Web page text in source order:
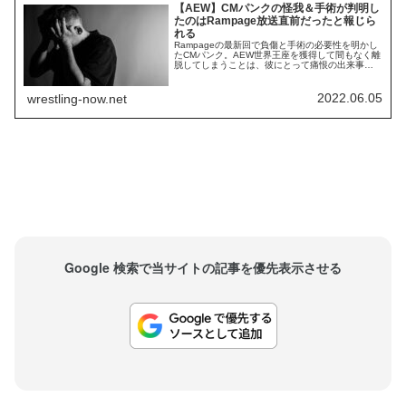
【AEW】CMパンクの怪我＆手術が判明し
たのはRampage放送直前だったと報じら
れる
Rampageの最新回で負傷と手術の必要性を明かし
たCMパンク。AEW世界王座を獲得して間もなく離
脱してしまうことは、彼にとって痛恨の出来事で
決する予定でした。しかし、彼の怪我によって計
画が変更され、Forbidden Doorのメインイベント
wrestling-now.net 2022.06.05
Google 検索で当サイトの記事を優先表示させる